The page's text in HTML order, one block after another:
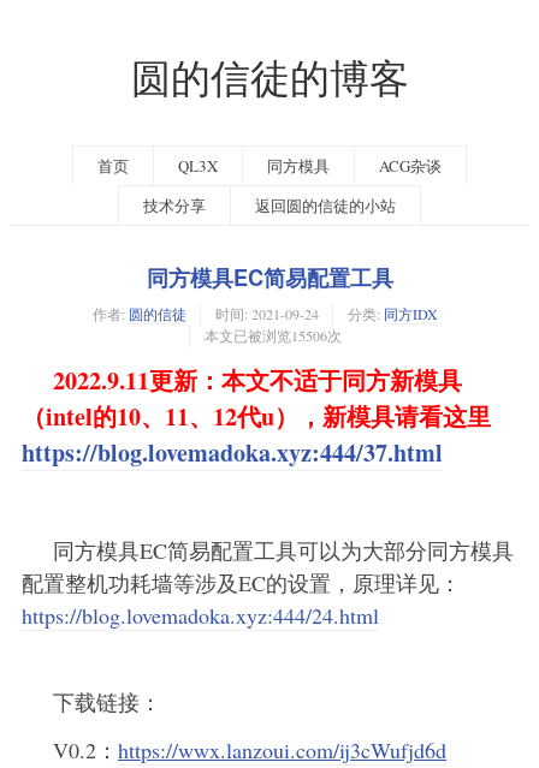
圆的信徒的博客
首页 QL3X 同方模具
ACG杂谈
技术分享
返回圆的信徒的小站
同方模具EC简易配置工具
作者: 圆的信徒 时间: 2021-09-24 分类: 同方IDX
本文已被浏览15506次
2022.9.11更新：本文不适于同方新模具
（intel的10、11、12代u），新模具请看这里
https://blog.lovemadoka.xyz:444/37.html
同方模具EC简易配置工具可以为大部分同方模具
配置整机功耗墙等涉及EC的设置，原理详见：
https://blog.lovemadoka.xyz:444/24.html
下载链接：
V0.2： https://wwx.lanzoui.com/ij3cWufjd6d